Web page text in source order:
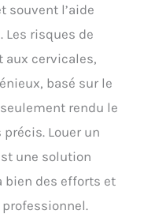
souvent l’aide
Les risques de
aux cervicales,
basé sur le
rendu le
Louer un
une solution
bien des efforts et